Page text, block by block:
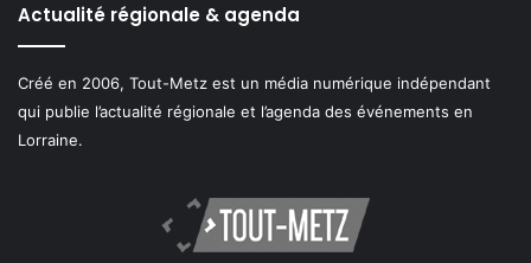
Actualité régionale & agenda
Créé en 2006, Tout-Metz est un média numérique indépendant
qui publie l’actualité régionale et l’agenda des événements en
Lorraine.